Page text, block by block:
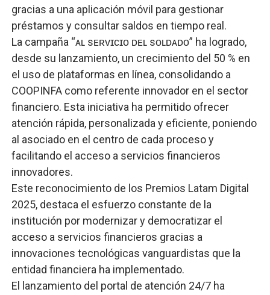
gracias a una aplicación móvil para gestionar
préstamos y consultar saldos en tiempo real.
La campaña “ᴀʟ sᴇʀᴠɪᴄɪᴏ ᴅᴇʟ sᴏʟᴅᴀᴅᴏ” ha logrado,
desde su lanzamiento, un crecimiento del 50 % en
el uso de plataformas en línea, consolidando a
COOPINFA como referente innovador en el sector
financiero. Esta iniciativa ha permitido ofrecer
atención rápida, personalizada y eficiente, poniendo
al asociado en el centro de cada proceso y
facilitando el acceso a servicios financieros
innovadores.
Este reconocimiento de los Premios Latam Digital
2025, destaca el esfuerzo constante de la
institución por modernizar y democratizar el
acceso a servicios financieros gracias a
innovaciones tecnológicas vanguardistas que la
entidad financiera ha implementado.
El lanzamiento del portal de atención 24/7 ha